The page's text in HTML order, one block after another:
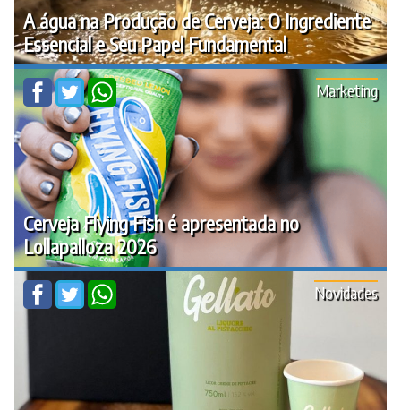
A água na Produção de Cerveja: O Ingrediente
Essencial e Seu Papel Fundamental
Cerveja Flying Fish é apresentada no
Lollapalloza 2026
Marketing
Novidades